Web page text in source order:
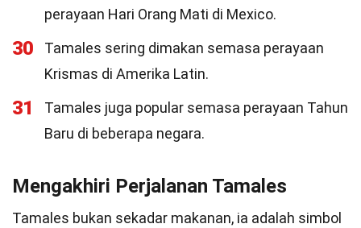
perayaan Hari Orang Mati di Mexico.
30
Tamales sering dimakan semasa perayaan
Krismas di Amerika Latin.
31
Tamales juga popular semasa perayaan Tahun
Baru di beberapa negara.
Mengakhiri Perjalanan Tamales
Tamales bukan sekadar makanan, ia adalah simbol